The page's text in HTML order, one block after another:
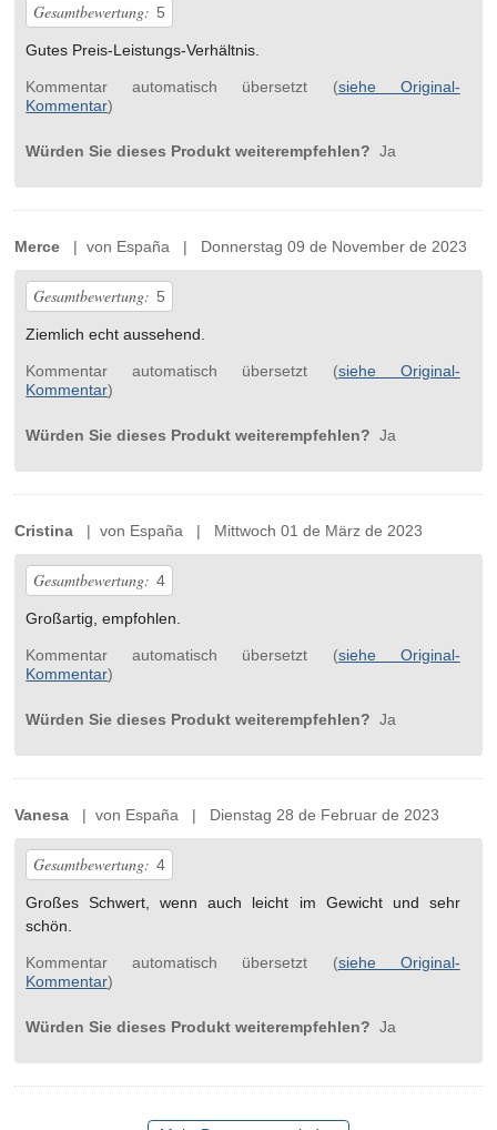
Gesamtbewertung: 5
Gutes Preis-Leistungs-Verhältnis.
Kommentar automatisch übersetzt (siehe Original-
Kommentar)
Würden Sie dieses Produkt weiterempfehlen? Ja
Merce | von España | Donnerstag 09 de November de 2023
Gesamtbewertung: 5
Ziemlich echt aussehend.
Kommentar automatisch übersetzt (siehe Original-
Kommentar)
Würden Sie dieses Produkt weiterempfehlen? Ja
Cristina | von España | Mittwoch 01 de März de 2023
Gesamtbewertung: 4
Großartig, empfohlen.
Kommentar automatisch übersetzt (siehe Original-
Kommentar)
Würden Sie dieses Produkt weiterempfehlen? Ja
Vanesa | von España | Dienstag 28 de Februar de 2023
Gesamtbewertung: 4
Großes Schwert, wenn auch leicht im Gewicht und sehr
schön.
Kommentar automatisch übersetzt (siehe Original-
Kommentar)
Würden Sie dieses Produkt weiterempfehlen? Ja